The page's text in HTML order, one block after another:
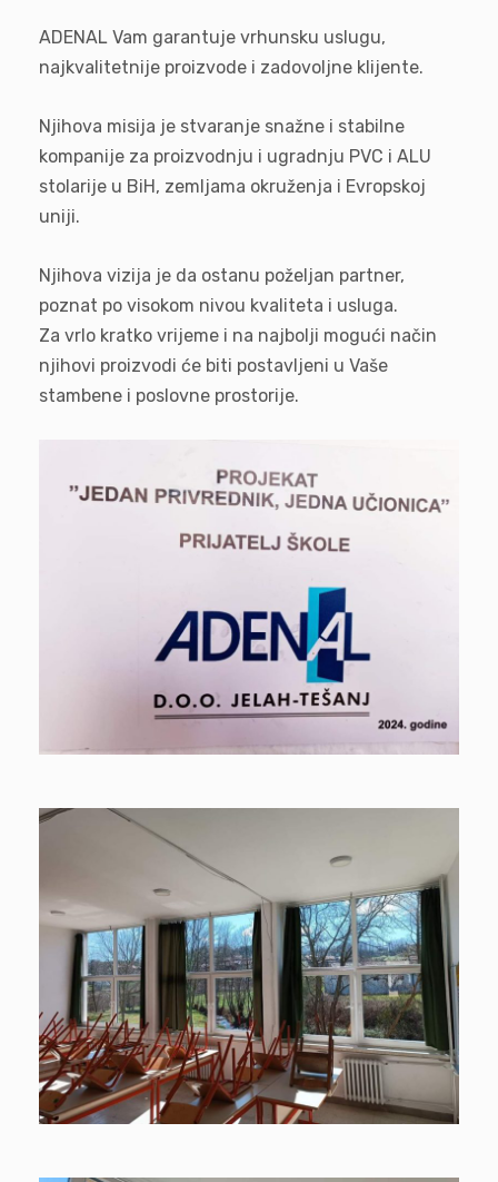
ADENAL Vam garantuje vrhunsku uslugu,
najkvalitetnije proizvode i zadovoljne klijente.
Njihova misija je stvaranje snažne i stabilne
kompanije za proizvodnju i ugradnju PVC i ALU
stolarije u BiH, zemljama okruženja i Evropskoj
uniji.
Njihova vizija je da ostanu poželjan partner,
poznat po visokom nivou kvaliteta i usluga.
Za vrlo kratko vrijeme i na najbolji mogući način
njihovi proizvodi će biti postavljeni u Vaše
stambene i poslovne prostorije.